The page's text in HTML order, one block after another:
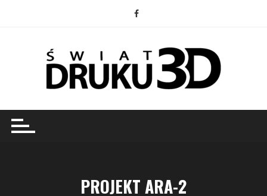
PROJEKT ARA-2